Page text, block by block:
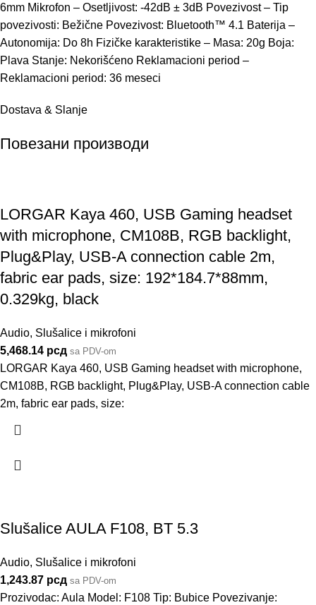
6mm Mikrofon – Osetljivost: -42dB ± 3dB Povezivost – Tip
povezivosti: Bežične Povezivost: Bluetooth™ 4.1 Baterija –
Autonomija: Do 8h Fizičke karakteristike – Masa: 20g Boja:
Plava Stanje: Nekorišćeno Reklamacioni period –
Reklamacioni period: 36 meseci
Dostava & Slanje
Повезани производи
LORGAR Kaya 460, USB Gaming headset
with microphone, CM108B, RGB backlight,
Plug&Play, USB-A connection cable 2m,
fabric ear pads, size: 192*184.7*88mm,
0.329kg, black
Audio, Slušalice i mikrofoni
5,468.14 рсд sa PDV-om
LORGAR Kaya 460, USB Gaming headset with microphone,
CM108B, RGB backlight, Plug&Play, USB-A connection cable
2m, fabric ear pads, size:
Slušalice AULA F108, BT 5.3
Audio, Slušalice i mikrofoni
1,243.87 рсд sa PDV-om
Prozivodac: Aula Model: F108 Tip: Bubice Povezivanje: